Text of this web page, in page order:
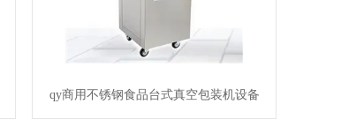
qy商用不锈钢食品台式真空包装机设备